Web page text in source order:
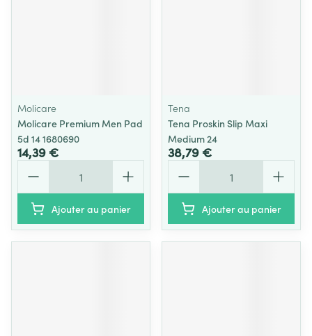
Molicare
Molicare Premium Men Pad
5d 14 1680690
14,39 €
Ajouter au panier
Tena
Tena Proskin Slip Maxi
Medium 24
38,79 €
Ajouter au panier